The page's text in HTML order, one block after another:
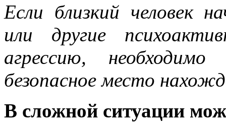
Если близкий человек
или другие
агрессию,
безопасное место
В сложной ситуации